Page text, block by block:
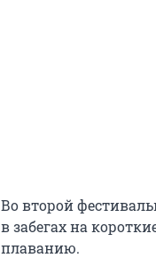
Во второй
в забегах на
плаванию.